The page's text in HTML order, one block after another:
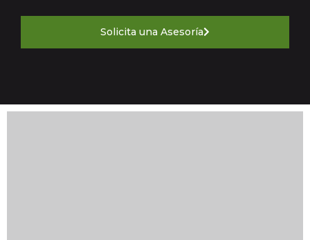
Solicita una Asesoría